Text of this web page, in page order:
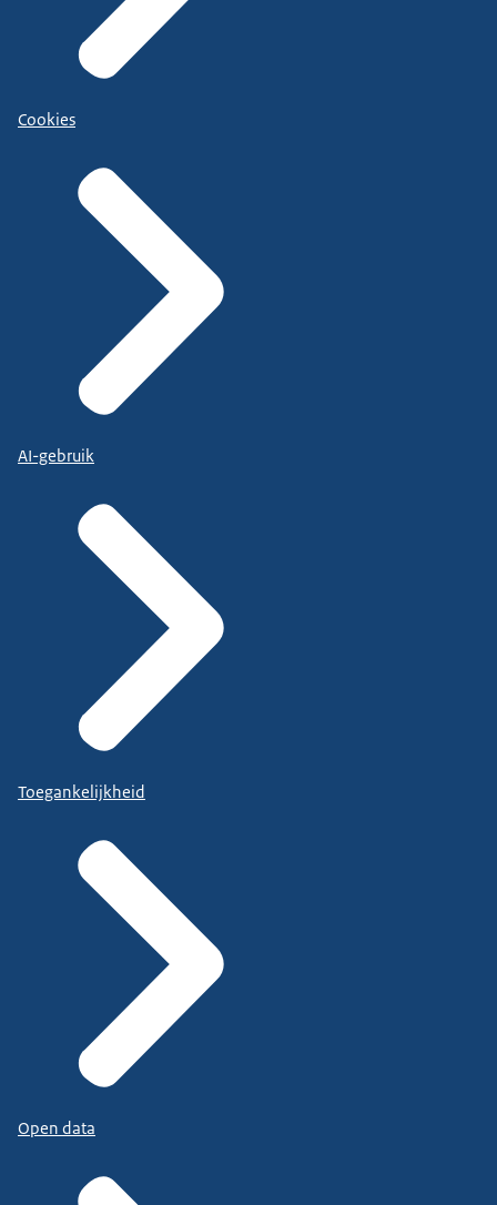
Cookies
AI-gebruik
Toegankelijkheid
Open data